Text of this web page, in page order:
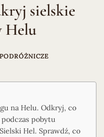
sielskie
Helu
na Helu. Odkryj, co
pobytu
Hel. Sprawdź, co